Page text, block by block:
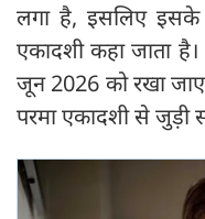
लगा है, इसलिए इसके
एकादशी कहा जाता
जून 2026 को रखा
परमा एकादशी से जुड़ी